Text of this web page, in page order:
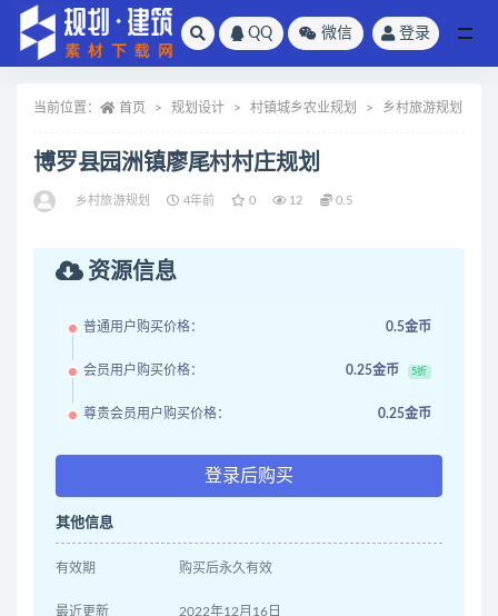
QQ 微信 登录
当前位置： 首页 规划设计 村镇城乡农业规划 乡村旅游规划
博罗县园洲镇廖尾村村庄规划
乡村旅游规划 4年前 0 12 0.5
资源信息
普通用户购买价格： 0.5金币
会员用户购买价格： 0.25金币 5折
尊贵会员用户购买价格： 0.25金币
登录后购买
其他信息
有效期 购买后永久有效
最近更新 2022年12月16日
全部